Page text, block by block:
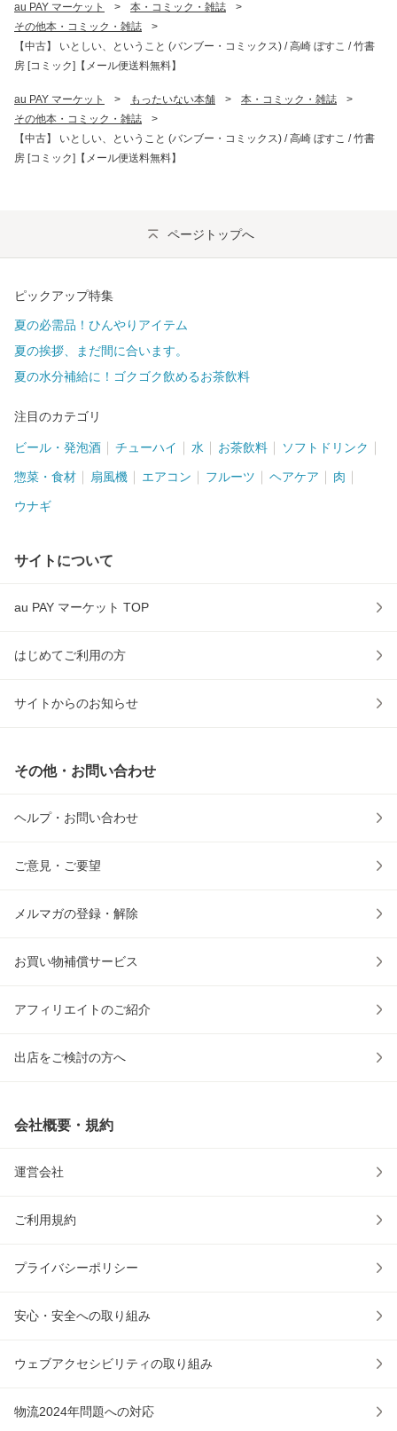
au PAY マーケット > 本・コミック・雑誌
>
その他本・コミック・雑誌
>
【中古】 いとしい、ということ (バンブー・コミックス) / 高崎 ぼすこ / 竹書
房 [コミック]【メール便送料無料】
au PAY マーケット > もったいない本舗 > 本・コミック・雑誌
>
その他本・コミック・雑誌
>
【中古】 いとしい、ということ (バンブー・コミックス) / 高崎 ぼすこ / 竹書
房 [コミック]【メール便送料無料】
ページトップへ
ピックアップ特集
夏の必需品！ひんやりアイテム
夏の挨拶、まだ間に合います。
夏の水分補給に！ゴクゴク飲めるお茶飲料
注目のカテゴリ
ビール・発泡酒 チューハイ 水 お茶飲料 ソフトドリンク
惣菜・食材 扇風機 エアコン フルーツ ヘアケア 肉
ウナギ
サイトについて
au PAY マーケット TOP
はじめてご利用の方
サイトからのお知らせ
その他・お問い合わせ
ヘルプ・お問い合わせ
ご意見・ご要望
メルマガの登録・解除
お買い物補償サービス
アフィリエイトのご紹介
出店をご検討の方へ
会社概要・規約
運営会社
ご利用規約
プライバシーポリシー
安心・安全への取り組み
ウェブアクセシビリティの取り組み
物流2024年問題への対応